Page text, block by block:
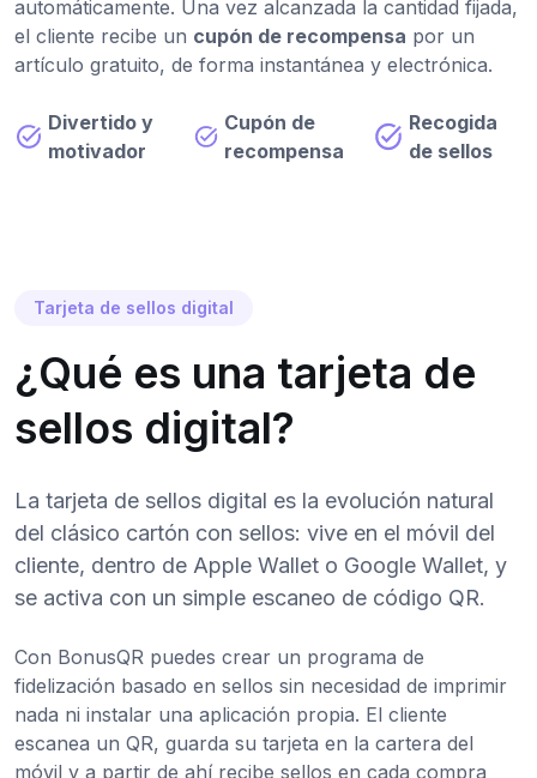
automáticamente. Una vez alcanzada la cantidad fijada,
el cliente recibe un cupón de recompensa por un
artículo gratuito, de forma instantánea y electrónica.
Divertido y
motivador
Cupón de
recompensa
Recogida
de sellos
Tarjeta de sellos digital
¿Qué es una tarjeta de
sellos digital?
La tarjeta de sellos digital es la evolución natural
del clásico cartón con sellos: vive en el móvil del
cliente, dentro de Apple Wallet o Google Wallet, y
se activa con un simple escaneo de código QR.
Con BonusQR puedes crear un programa de
fidelización basado en sellos sin necesidad de imprimir
nada ni instalar una aplicación propia. El cliente
escanea un QR, guarda su tarjeta en la cartera del
móvil y a partir de ahí recibe sellos en cada compra